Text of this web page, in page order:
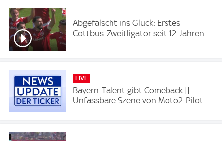
Abgefälscht ins Glück: Erstes
Cottbus-Zweitligator seit 12 Jahren
LIVE
Bayern-Talent gibt Comeback ||
Unfassbare Szene von Moto2-Pilot